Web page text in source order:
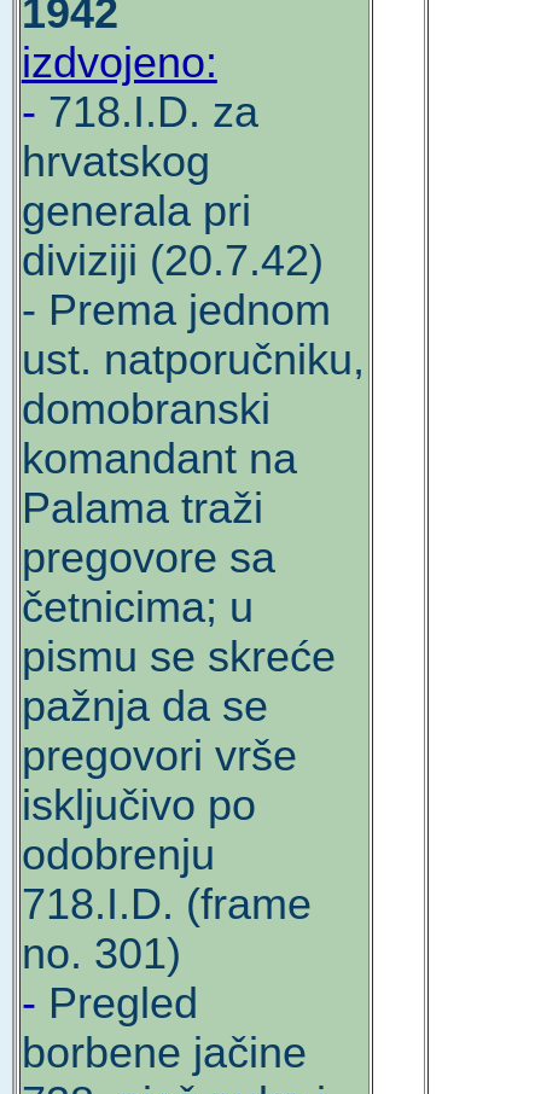
1942
izdvojeno:
- 718.I.D. za
hrvatskog
generala pri
diviziji (20.7.42)
- Prema jednom
ust. natporučniku,
domobranski
komandant na
Palama traži
pregovore sa
četnicima; u
pismu se skreće
pažnja da se
pregovori vrše
isključivo po
odobrenju
718.I.D. (frame
no. 301)
- Pregled
borbene jačine